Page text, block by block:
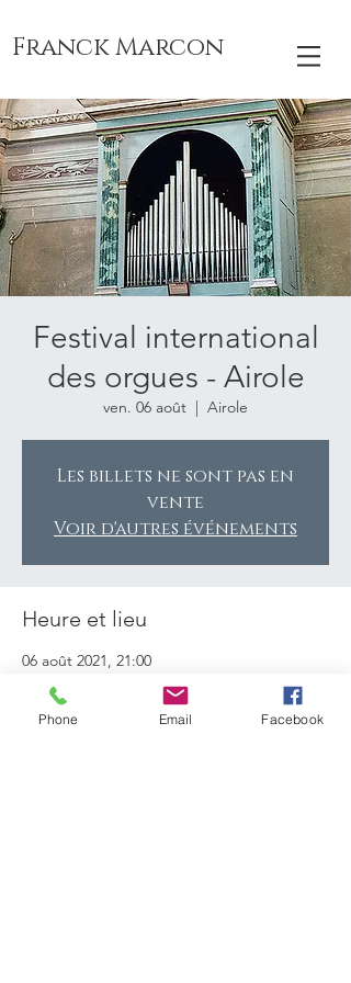
Franck Marcon
Festival international
des orgues - Airole
ven. 06 août
  |
Airole
Les billets ne sont pas en
vente
Voir d'autres événements
Heure et lieu
06 août 2021, 21:00
Airole, 18030 Airole, Imperia, Italie
Phone Email Facebook